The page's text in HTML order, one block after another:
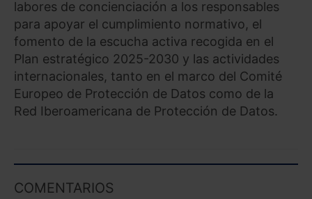
Saber más acerca de las cookies
labores de concienciación a los responsables
para apoyar el cumplimiento normativo, el
fomento de la escucha activa recogida en el
Plan estratégico 2025-2030 y las actividades
internacionales, tanto en el marco del Comité
Europeo de Protección de Datos como de la
Red Iberoamericana de Protección de Datos.
COMENTARIOS